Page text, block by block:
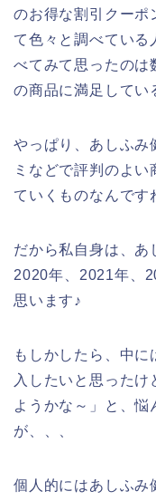
のお得な割引クーポ
て色々と調べている
べてみて思ったのは
の商品に満足してい
やっぱり、あしふみ
ミなどで評判のよ
ていくものなんです
だから私自身は、あ
2020年、2021年、
思います♪
もしかしたら、中
入したいと思ったけ
ようかな～」と、悩
が、、、
個人的にはあしふみ